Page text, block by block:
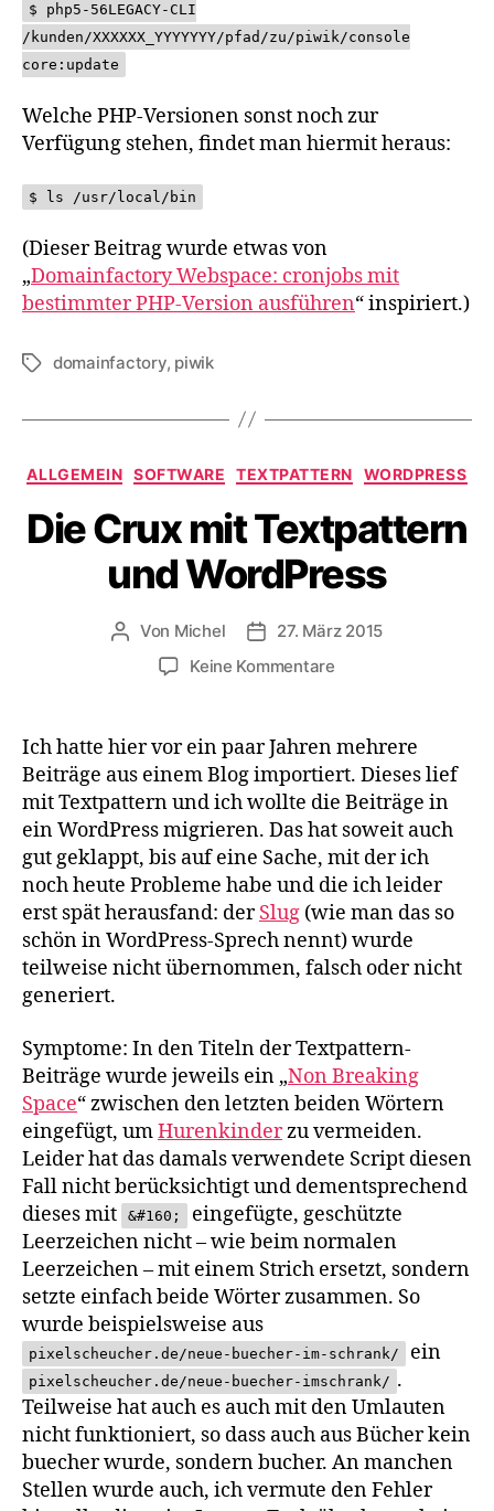
$ php5-56LEGACY-CLI
/kunden/XXXXXX_YYYYYYY/pfad/zu/piwik/console
core:update
Welche PHP-Versionen sonst noch zur
Verfügung stehen, findet man hiermit heraus:
$ ls /usr/local/bin
(Dieser Beitrag wurde etwas von
„Domainfactory Webspace: cronjobs mit
bestimmter PHP-Version ausführen“ inspiriert.)
Schlagwörter
domainfactory, piwik
Kategorien
ALLGEMEIN SOFTWARE TEXTPATTERN WORDPRESS
Die Crux mit Textpattern
und WordPress
Beitragsautor
Von Michel Veröffentlichungsdatum
27. März 2015
Keine Kommentarezu
mit
Textpattern
und
WordPress
Ich hatte hier vor ein paar Jahren mehrere
Beiträge aus einem Blog importiert. Dieses lief
mit Textpattern und ich wollte die Beiträge in
ein WordPress migrieren. Das hat soweit auch
gut geklappt, bis auf eine Sache, mit der ich
noch heute Probleme habe und die ich leider
erst spät herausfand: derSlug (wie man das so
schön in WordPress-Sprech nennt) wurde
teilweise nicht übernommen, falsch oder nicht
generiert.
Symptome: In den Titeln der Textpattern-
Beiträge wurde jeweils ein „Non Breaking
Space“ zwischen den letzten beiden Wörtern
eingefügt, umHurenkinderzu vermeiden.
Leider hat das damals verwendete Script diesen
Fall nicht berücksichtigt und dementsprechend
dieses mit
&#160;
eingefügte, geschützte
Leerzeichen nicht – wie beim normalen
Leerzeichen – mit einem Strich ersetzt, sondern
setzte einfach beide Wörter zusammen. So
wurde beispielsweise aus
pixelscheucher.de/neue-buecher-im-schrank/ ein
pixelscheucher.de/neue-buecher-imschrank/ .
Teilweise hat auch es auch mit den Umlauten
nicht funktioniert, so dass auch aus Bücher kein
buecher wurde, sondern bucher. An manchen
Stellen wurde auch, ich vermute den Fehler